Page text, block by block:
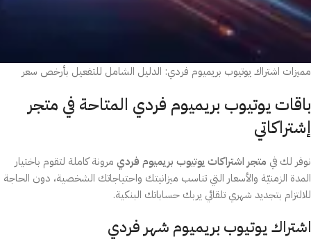
مميزات اشتراك يوتيوب بريميوم فردي: الدليل الشامل للتفعيل بأرخص سعر
باقات يوتيوب بريميوم فردي المتاحة في متجر
إشتراكاتي
نوفر لك في متجر اشتراكات يوتيوب بريميوم فردي مرونة كاملة لتقوم باختيار
المدة الزمنيّة والأسعار التي تناسب ميزانيتك واحتياجاتك الشخصية، دون الحاجة
للالتزام بتجديد شهري تلقائي يربك حساباتك البنكية.
اشتراك يوتيوب بريميوم شهر فردي